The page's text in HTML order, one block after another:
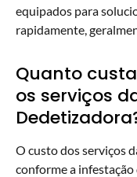
equipados para
rapidamente,
Quanto
os serviços
O custo dos serviços
conforme a